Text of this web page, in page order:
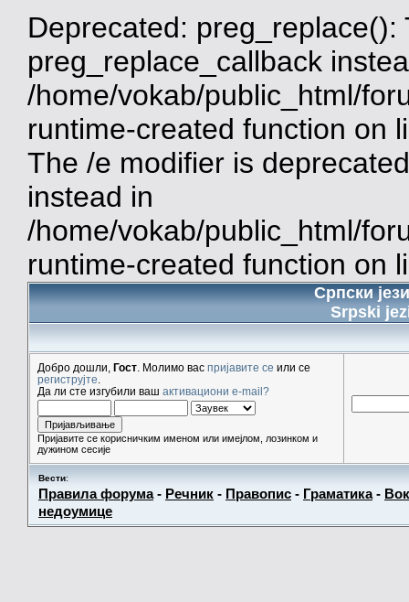
Deprecated:
preg_replace_callback
/home/vokab/public_html/
runtime-created function on
The /e modifier is
instead in
/home/vokab/public_html/
runtime-created function on
Српски
Srpski
Добро дошли, Гост . Молимо вас пријавите се или се
региструјте
Да ли сте изгубили ваш активациони e-mail?
Пријавите се корисничким именом или имејлом, лозинком и
дужином сесије
Вести:
Правила форума- Речник - Правопис - Граматика-
недоумице